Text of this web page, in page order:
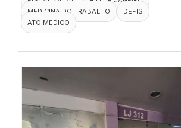
MEDICINA DO TRABALHO
DEFIS
ATO MEDICO